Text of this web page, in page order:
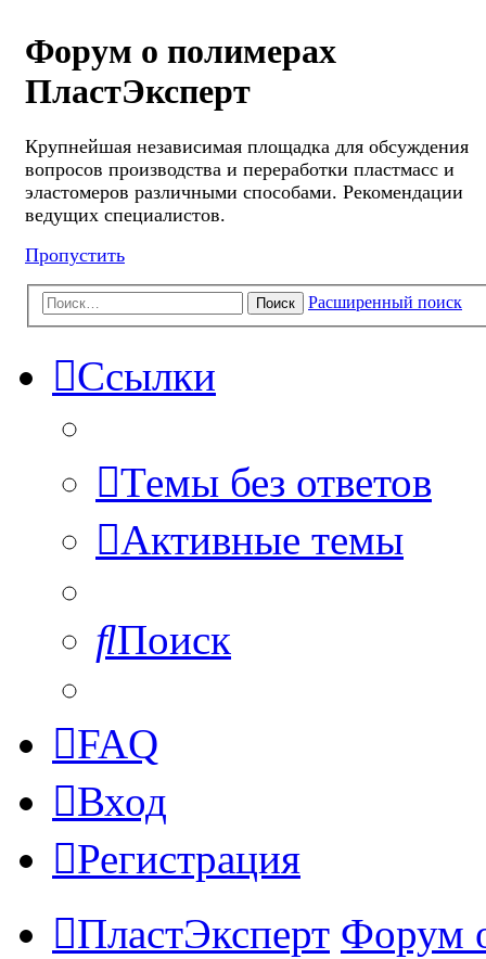
Форум о полимерах
ПластЭксперт
Крупнейшая независимая площадка для обсуждения
вопросов производства и переработки пластмасс и
эластомеров различными способами. Рекомендации
ведущих специалистов.
Пропустить
Поиск Расширенный поиск
Ссылки
Темы без ответов
Активные темы
Поиск
FAQ
Вход
Регистрация
ПластЭксперт Форум